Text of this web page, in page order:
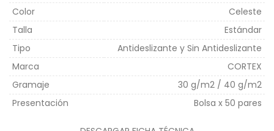
Color
Celeste
Talla
Estándar
Tipo
Antideslizante y Sin Antideslizante
Marca
CORTEX
Gramaje
30 g/m2 / 40 g/m2
Presentación
Bolsa x 50 pares